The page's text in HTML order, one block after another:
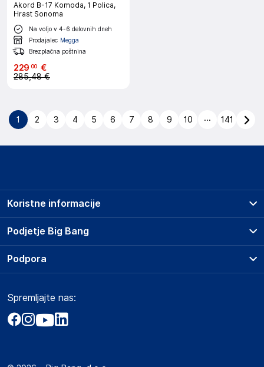
Akord B-17 Komoda, 1 Polica,
Hrast Sonoma
Na voljo v 4-6 delovnih dneh
Prodajalec Megga
Brezplačna poštnina
229 00 €
285,48 €
1 2 3 4 5 6 7 8 9 10 ... 141
Podjetje Big Bang
O podjetju
Obvestila za javnost
Akt o digitalnih storitvah
Koristne informacije
Prodajna mesta
Storitve
Dostava, vnos in odvoz
Zavarovanje izdelkov
Podpora
Marketplace
Kako oddati naročilo?
Spremljajte nas: